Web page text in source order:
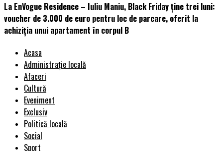
La EnVogue Residence – Iuliu Maniu, Black Friday ține trei luni:
voucher de 3.000 de euro pentru loc de parcare, oferit la
achiziția unui apartament în corpul B
Acasa
Administrație locală
Afaceri
Cultură
Eveniment
Exclusiv
Politică locală
Social
Sport